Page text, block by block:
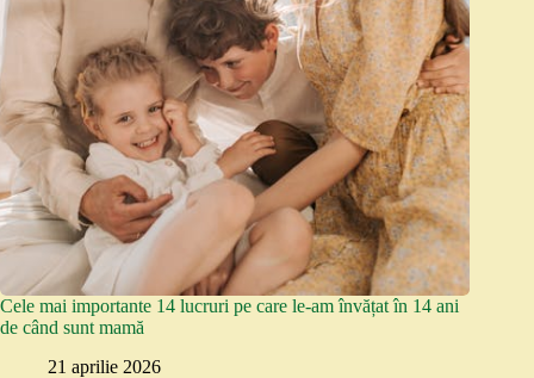
Cele mai importante 14 lucruri pe care le-am învățat în 14 ani
de când sunt mamă
21 aprilie 2026